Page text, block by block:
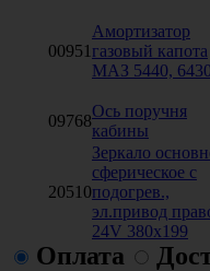
00951
Амортизатор
газовый капота
МАЗ 5440, 6430
09768
Ось поручня
кабины
20510
Зеркало
сферическое с
подогрев.,
эл.привод
24V 380х199
Оплата